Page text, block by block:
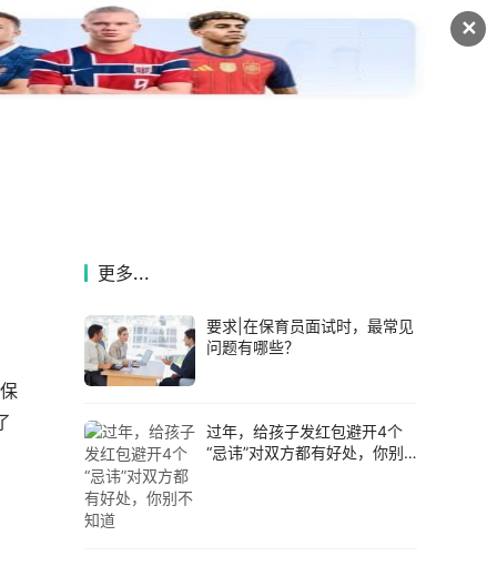
✕
更多...
要求|在保育员面试时，最常见
问题有哪些？
过年，给孩子发红包避开4个
“忌讳”对双方都有好处，你别